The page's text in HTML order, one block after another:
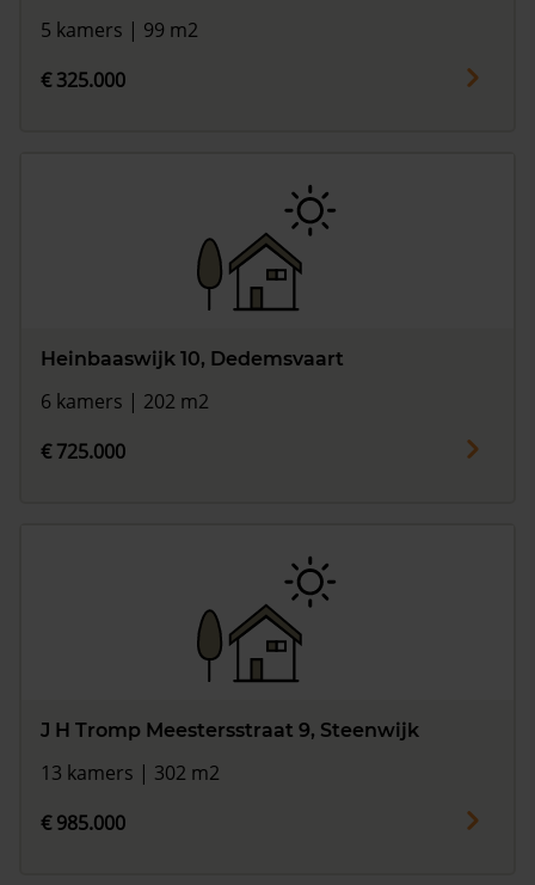
5 kamers | 99 m2
€ 325.000
Heinbaaswijk 10, Dedemsvaart
6 kamers | 202 m2
€ 725.000
J H Tromp Meestersstraat 9, Steenwijk
13 kamers | 302 m2
€ 985.000